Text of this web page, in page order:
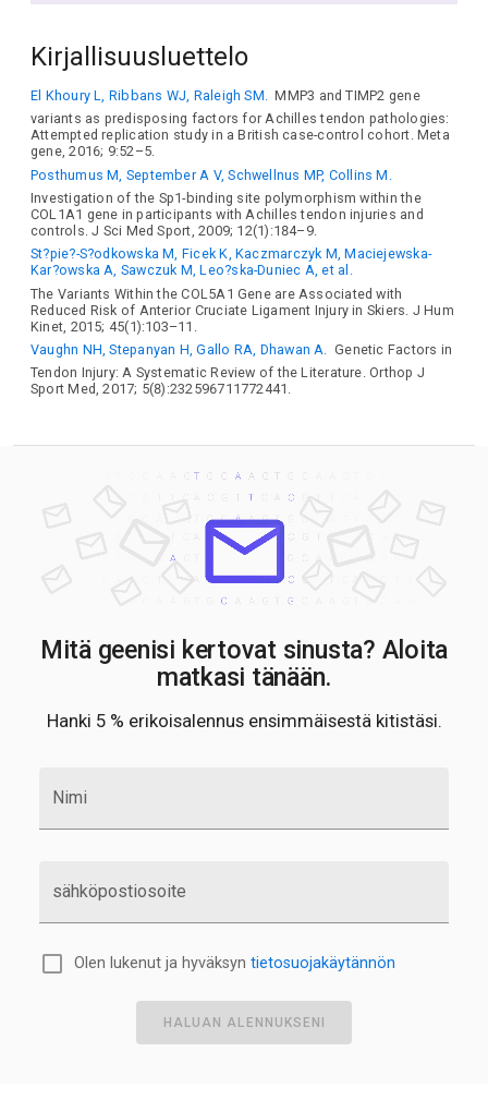
Kirjallisuusluettelo
El Khoury L, Ribbans WJ, Raleigh SM. MMP3 and TIMP2 gene
variants as predisposing factors for Achilles tendon pathologies:
Attempted replication study in a British case-control cohort. Meta
gene, 2016; 9:52–5.
Posthumus M, September A V, Schwellnus MP, Collins M.
Investigation of the Sp1-binding site polymorphism within the
COL1A1 gene in participants with Achilles tendon injuries and
controls. J Sci Med Sport, 2009; 12(1):184–9.
St?pie?-S?odkowska M, Ficek K, Kaczmarczyk M, Maciejewska-
Kar?owska A, Sawczuk M, Leo?ska-Duniec A, et al.
The Variants Within the COL5A1 Gene are Associated with
Reduced Risk of Anterior Cruciate Ligament Injury in Skiers. J Hum
Kinet, 2015; 45(1):103–11.
Vaughn NH, Stepanyan H, Gallo RA, Dhawan A.
Genetic Factors in
Tendon Injury: A Systematic Review of the Literature. Orthop J
Sport Med, 2017; 5(8):232596711772441.
Mitä geenisi kertovat sinusta? Aloita
matkasi tänään.
Hanki 5 % erikoisalennus ensimmäisestä kitistäsi.
Nimi
sähköpostiosoite
Olen lukenut ja hyväksyn tietosuojakäytännön
HALUAN ALENNUKSENI